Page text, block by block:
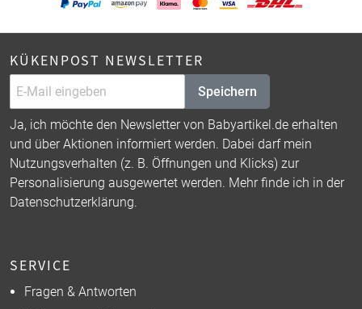
KÜKENPOST NEWSLETTER
Speichern
Ja, ich möchte den Newsletter von Babyartikel.de erhalten
und über Aktionen informiert werden. Dabei darf mein
Nutzungsverhalten (z. B. Öffnungen und Klicks) zur
Personalisierung ausgewertet werden. Mehr finde ich in der
Datenschutzerklärung.
SERVICE
Fragen & Antworten